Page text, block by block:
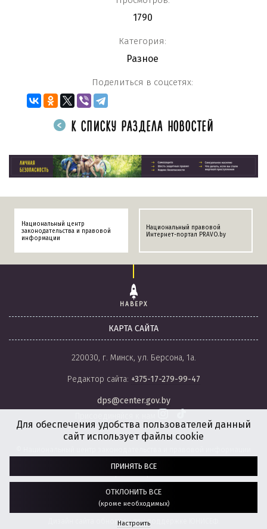
1790
Категория:
Разное
Поделиться в соцсетях:
К СПИСКУ РАЗДЕЛА НОВОСТЕЙ
Национальный центр
законодательства и правовой
информации
Национальный правовой
Интернет-портал PRAVO.by
НАВЕРХ
КАРТА САЙТА
220030, г. Минск, ул. Берсона, 1а.
Редактор сайта: +375-17-279-99-47
dps@center.gov.by
Республики Беларусь, 2008-2026.
Разработка сайта: агентство
“ГЕНШТАБ”
Дизайн сайта обновлен при поддержке ЮНИСЕФ.
Для обеспечения удобства пользователей данный
сайт использует файлы cookie
ПРИНЯТЬ ВСЕ
ОТКЛОНИТЬ ВСЕ
(кроме необходимых)
Настроить